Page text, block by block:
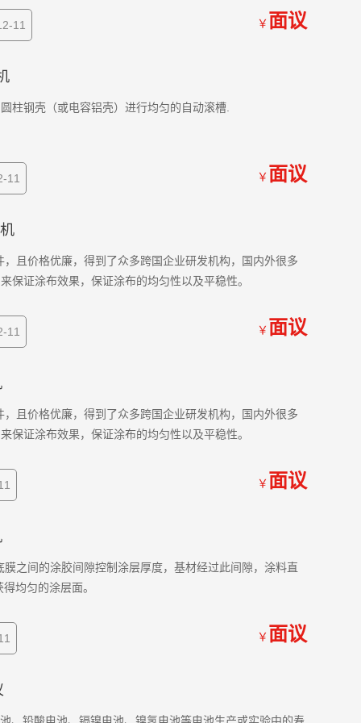
11 ￥ 面议
柱钢壳（或电容铝壳）进行均匀的自动滚槽.
11 ￥ 面议
且价格优廉，得到了众多跨国企业研发机构，国内外很多
保证涂布效果，保证涂布的均匀性以及平稳性。
11 ￥ 面议
且价格优廉，得到了众多跨国企业研发机构，国内外很多
保证涂布效果，保证涂布的均匀性以及平稳性。
￥ 面议
之间的涂胶间隙控制涂层厚度，基材经过此间隙，涂料直
均匀的涂层面。
￥ 面议